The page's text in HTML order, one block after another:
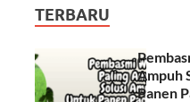
TERBARU
Ampuh
Panen